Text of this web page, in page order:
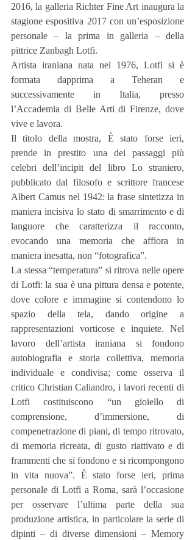
2016, la galleria Richter Fine Art inaugura la
stagione espositiva 2017 con un’esposizione
personale – la prima in galleria – della
pittrice Zanbagh Lotfi.
Artista iraniana nata nel 1976, Lotfi si è
formata dapprima a Teheran e
successivamente in Italia, presso
l’Accademia di Belle Arti di Firenze, dove
vive e lavora.
Il titolo della mostra, È stato forse ieri,
prende in prestito una dei passaggi più
celebri dell’incipit del libro Lo straniero,
pubblicato dal filosofo e scrittore francese
Albert Camus nel 1942: la frase sintetizza in
maniera incisiva lo stato di smarrimento e di
languore che caratterizza il racconto,
evocando una memoria che affiora in
maniera inesatta, non “fotografica”.
La stessa “temperatura” si ritrova nelle opere
di Lotfi: la sua è una pittura densa e potente,
dove colore e immagine si contendono lo
spazio della tela, dando origine a
rappresentazioni vorticose e inquiete. Nel
lavoro dell’artista iraniana si fondono
autobiografia e storia collettiva, memoria
individuale e condivisa; come osserva il
critico Christian Caliandro, i lavori recenti di
Lotfi costituiscono “un gioiello di
comprensione, d’immersione, di
compenetrazione di piani, di tempo ritrovato,
di memoria ricreata, di gusto riattivato e di
frammenti che si fondono e si ricompongono
in vita nuova”. È stato forse ieri, prima
personale di Lotfi a Roma, sarà l’occasione
per osservare l’ultima parte della sua
produzione artistica, in particolare la serie di
dipinti – di diverse dimensioni – Memory